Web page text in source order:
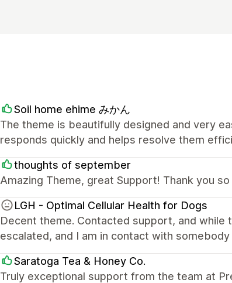
Soil home ehime みかん
The theme is beautifully designed and very
responds quickly and helps resolve them
thoughts of september
Amazing Theme, great Support! Thank you so
LGH - Optimal Cellular Health for Dogs
Decent theme. Contacted support, and
escalated, and I am in contact with
Saratoga Tea & Honey Co.
Truly exceptional support from the team at